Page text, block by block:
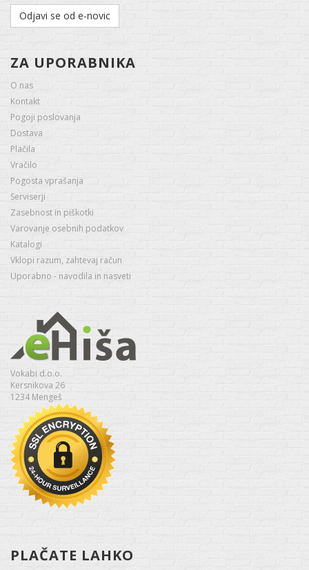
Odjavi se od e-novic
ZA UPORABNIKA
O nas
Kontakt
Pogoji poslovanja
Dostava
Plačila
Vračilo
Pogosta vprašanja
Serviserji
Zasebnost in piškotki
Varovanje osebnih podatkov
Katalogi
Vklopi razum, zahtevaj račun
Uporabno - navodila in nasveti
Vokabi d.o.o.
Kersnikova 26
1234 Mengeš
PLAČATE LAHKO